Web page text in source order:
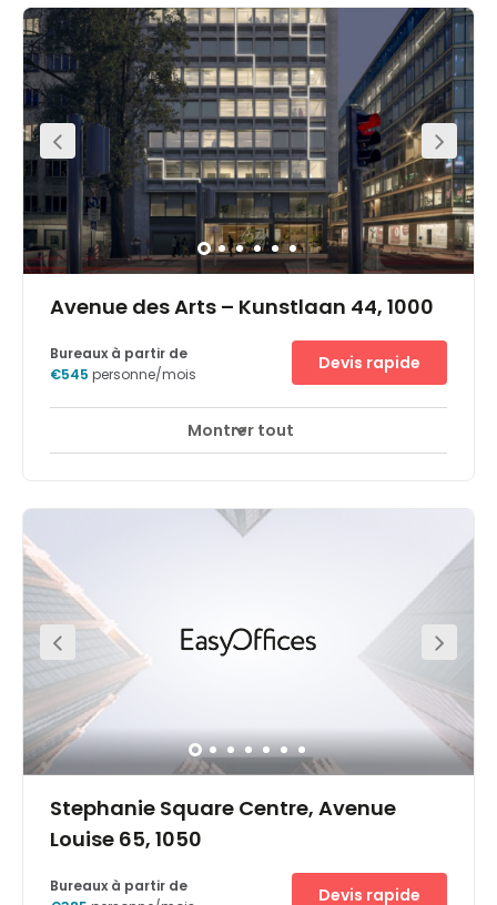
Within walking distance will also find main European
institutions and government agencies. In this
neighbourhood will also find shopping facilities, trendy
eateries offering great cuisine and bars. Brussels central
station is only a short 7-minute walk away, making the
centre easily accessible using public transport links. The
location is also right beside the N20 ring road, giving
access to the heart of the central business district. With
secure car parking spaces offered on site can drive to
work without any hassle.
Avenue des Arts – Kunstlaan 44, 1000
Accès 24 heures sur 24 Espaces de détente
inner ring road of Brussels and the Parc Royal. The light,
airy space has views over the city. Perfectly located in the
will be nestled in this iconic art deco building. Parking is
also available onsite making morning commute an
easy one. Bus services are available a short three-minute
walk away from the office. Within walking distance, will
find a range of restaurants, hotels, and other useful
amenities.
Bureaux à partir de
€545 personne/mois
Devis rapide
Montrer tout
Stephanie Square Centre, Avenue
Louise 65, 1050
Bureaux à partir de
Devis rapide